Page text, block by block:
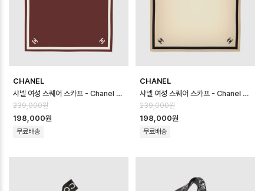
CHANEL
샤넬 여성 스퀘어 스카프 - Chanel Womens Square Scarf - acc83…
239,000원
198,000원
무료배송
CHANEL
샤넬 여성 스퀘어 스카프 - Chanel Womens Square Scarf - acc83…
239,000원
198,000원
무료배송